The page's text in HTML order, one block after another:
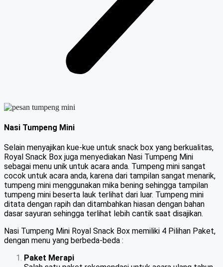
Nasi Tumpeng Mini
Selain menyajikan kue-kue untuk snack box yang berkualitas,
Royal Snack Box juga menyediakan Nasi Tumpeng Mini
sebagai menu unik untuk acara anda. Tumpeng mini sangat
cocok untuk acara anda, karena dari tampilan sangat menarik,
tumpeng mini menggunakan mika bening sehingga tampilan
tumpeng mini beserta lauk terlihat dari luar. Tumpeng mini
ditata dengan rapih dan ditambahkan hiasan dengan bahan
dasar sayuran sehingga terlihat lebih cantik saat disajikan.
Nasi Tumpeng Mini Royal Snack Box memiliki 4 Pilihan Paket,
dengan menu yang berbeda-beda :
Paket Merapi